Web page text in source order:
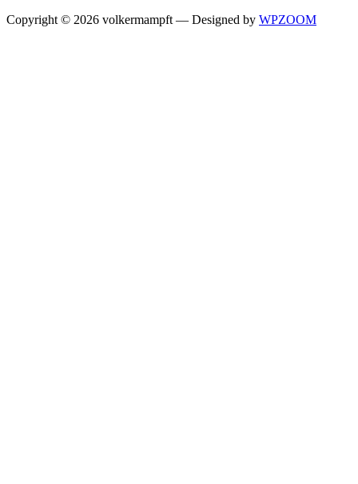
Copyright © 2026 volkermampft — Designed by WPZOOM